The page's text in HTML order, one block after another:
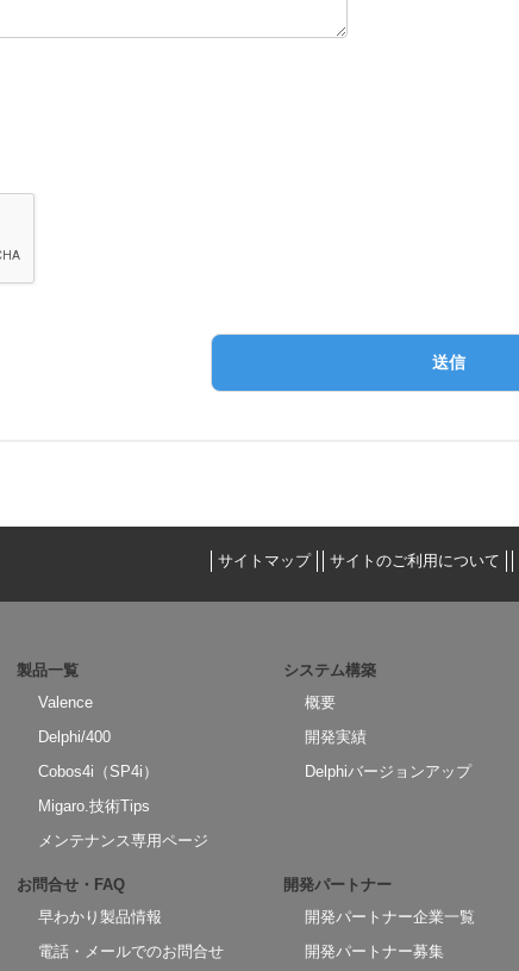
サイトマップ サイトのご利用について
製品一覧
Valence
Delphi/400
Cobos4i（SP4i）
Migaro.技術Tips
メンテナンス専用ページ
システム構築
概要
開発実績
Delphiバージョンアップ
お問合せ・FAQ
早わかり製品情報
電話・メールでのお問合せ
開発パートナー
開発パートナー企業一覧
開発パートナー募集